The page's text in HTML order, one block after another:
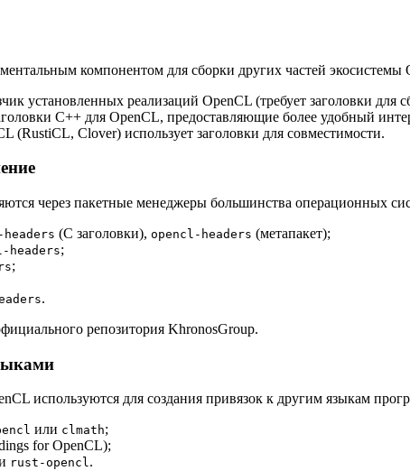
компонентом для сборки других частей экосистемы
установленных реализаций OpenCL (требует заголовки для
C++ для OpenCL, предоставляющие более удобный
(RustiCL, Clover) использует заголовки для совместимости.
через пакетные менеджеры большинства операционных
(C заголовки), opencl-headers (метапакет);
;
;
.
репозитория KhronosGroup.
используются для создания привязок к другим языкам
или clmath;
for OpenCL);
rust-opencl.